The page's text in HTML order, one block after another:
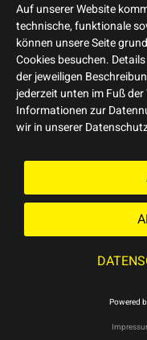
Auf unserer Website
technische, funktionale
können unsere Seite
Cookies besuchen.
der jeweiligen
jederzeit unten im Fuß
Informationen zur
wir in unserer
Powered